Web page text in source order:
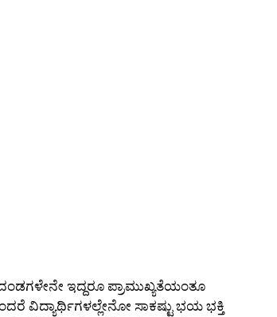
ಇದ್ದರೂ ಪ್ರಾಮುಖ್ಯತೆಯಂತೂ
ವಿದ್ಯಾರ್ಥಿಗಳಲ್ಲೇನೋ ಸಾಕಷ್ಟು ಭಯ ಭಕ್ತಿ